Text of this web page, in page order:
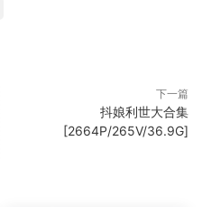
下一篇
抖娘利世大合集
[2664P/265V/36.9G]